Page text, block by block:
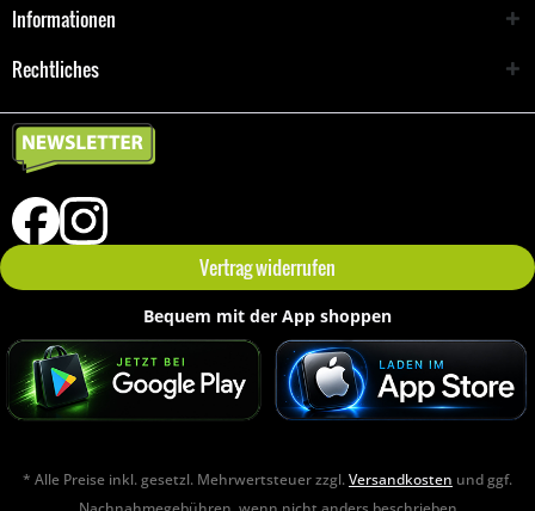
Informationen
Rechtliches
Vertrag widerrufen
Bequem mit der App shoppen
* Alle Preise inkl. gesetzl. Mehrwertsteuer zzgl.Versandkosten und ggf.